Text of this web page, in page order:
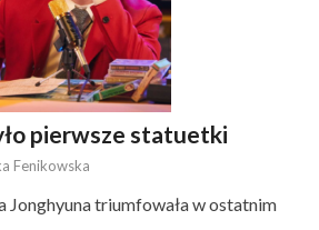
pierwsze statuetki
Fenikowska
Jonghyuna triumfowała w ostatnim